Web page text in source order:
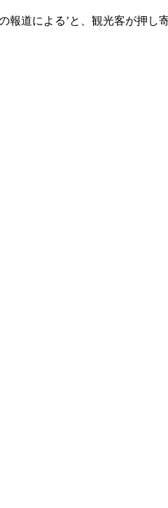
道による’と、観光客が押し